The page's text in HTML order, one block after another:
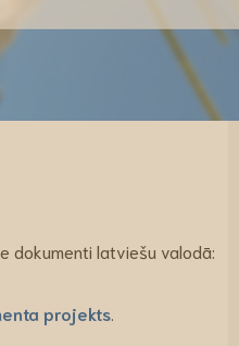
dokumenti latviešu valodā:
projekts